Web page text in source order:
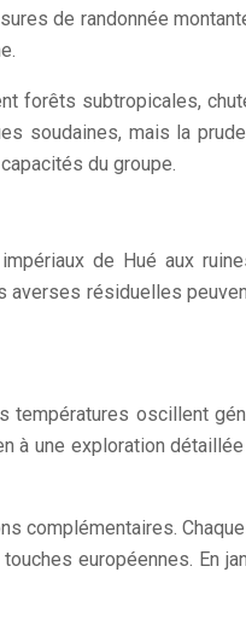
de randonnée
forêts subtropicales,
soudaines, mais la
du groupe.
de Hué aux
résiduelles
températures oscillent
à une exploration
complémentaires.
européennes. En